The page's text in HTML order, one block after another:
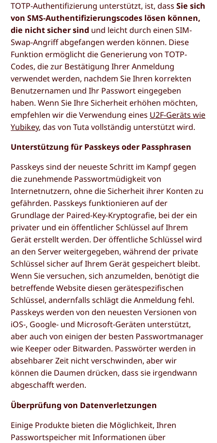
TOTP-Authentifizierung unterstützt, ist, dassSie sich
von SMS-Authentifizierungscodes lösen können,
die nicht sicher sind und leicht durch einen SIM-
Swap-Angriff abgefangen werden können. Diese
Funktion ermöglicht die Generierung von TOTP-
Codes, die zur Bestätigung Ihrer Anmeldung
verwendet werden, nachdem Sie Ihren korrekten
Benutzernamen und Ihr Passwort eingegeben
haben. Wenn Sie Ihre Sicherheit erhöhen möchten,
empfehlen wir die Verwendung eines U2F-Geräts wie
Yubikey, das von Tuta vollständig unterstützt wird.
Unterstützung für Passkeys oder Passphrasen
Passkeys sind der neueste Schritt im Kampf gegen
die zunehmende Passwortmüdigkeit von
Internetnutzern, ohne die Sicherheit ihrer Konten zu
gefährden. Passkeys funktionieren auf der
Grundlage der Paired-Key-Kryptografie, bei der ein
privater und ein öffentlicher Schlüssel auf Ihrem
Gerät erstellt werden. Der öffentliche Schlüssel wird
an den Server weitergegeben, während der private
Schlüssel sicher auf Ihrem Gerät gespeichert bleibt.
Wenn Sie versuchen, sich anzumelden, benötigt die
betreffende Website diesen gerätespezifischen
Schlüssel, andernfalls schlägt die Anmeldung fehl.
Passkeys werden von den neuesten Versionen von
iOS-, Google- und Microsoft-Geräten unterstützt,
aber auch von einigen der besten Passwortmanager
wie Keeper oder Bitwarden. Passwörter werden in
absehbarer Zeit nicht verschwinden, aber wir
können die Daumen drücken, dass sie irgendwann
abgeschafft werden.
Überprüfung von Datenverletzungen
Einige Produkte bieten die Möglichkeit, Ihren
Passwortspeicher mit Informationen über